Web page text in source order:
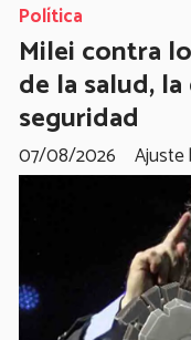
Milei contra
de la salud,
seguridad
Ajuste
Política
07/08/2026